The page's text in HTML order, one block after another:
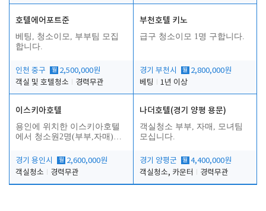
호텔에어포트준
베팅, 청소이모, 부부팀 모집
합니다.
인천 중구 월 2,500,000원
객실 및 호텔청소
경력무관
부천호텔 키노
급구 청소이모 1명 구합니다.
경기 부천시 월 2,800,000원
베팅
1년 이상
이스키아호텔
용인에 위치한 이스키아호텔
에서 청소원2명(부부,자매)을
경기 용인시
월 2,600,000원
객실청소
경력무관
나더호텔(경기 양평 용문)
객실청소 부부, 자매, 모녀팀
모십니다.
경기 양평군 월 4,400,000원
객실청소, 카운터
경력무관